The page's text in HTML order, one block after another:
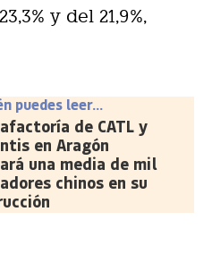
y del 21,9%,
puedes leer...
de CATL y
en Aragón
una media de mil
chinos en su